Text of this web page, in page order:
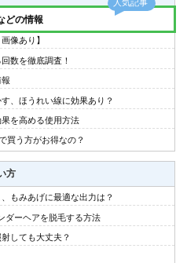
どの情報
像あり】
数を徹底調査！
、ほうれい線に効果あり？
を高める使用方法
買う方がお得なの？
方
もみあげに最適な出力は？
ダーヘアを脱毛する方法
しても大丈夫？